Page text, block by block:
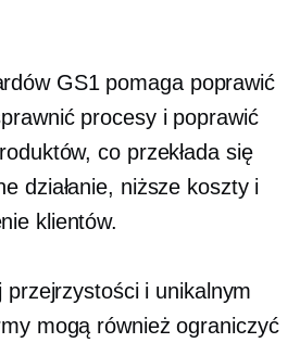
GS1 pomaga poprawić
procesy i poprawić
co przekłada się
działanie, niższe koszty i
klientów.
przejrzystości i unikalnym
mogą również ograniczyć